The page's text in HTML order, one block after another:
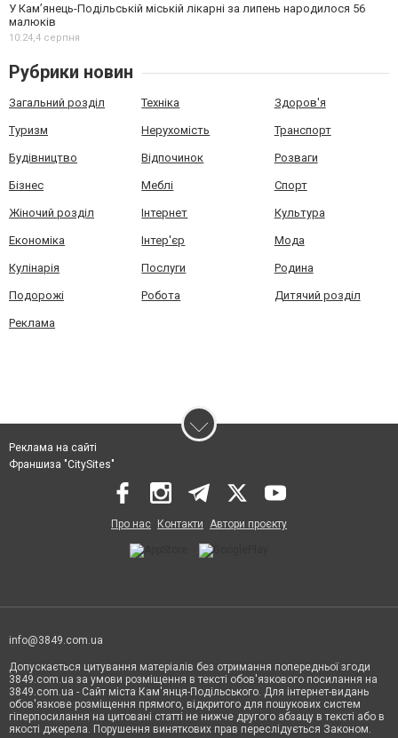
У Кам’янець-Подільській міській лікарні за липень народилося 56
малюків
10:24,4 серпня
Рубрики новин
Загальний розділ Техніка Здоров'я
Туризм Нерухомість Транспорт
Будівництво Відпочинок Розваги
Бізнес Меблі Спорт
Жіночий розділ Інтернет Культура
Економіка Інтер'єр Мода
Кулінарія Послуги Родина
Подорожі Робота Дитячий розділ
Реклама
Реклама на сайті
Франшиза "CitySites"
Про нас Контакти Автори проєкту
info@3849.com.ua
Допускається цитування матеріалів без отримання попередньої згоди
3849.com.ua за умови розміщення в тексті обов'язкового посилання на
3849.com.ua - Сайт міста Кам'янця-Подільського. Для інтернет-видань
обов'язкове розміщення прямого, відкритого для пошукових систем
гіперпосилання на цитовані статті не нижче другого абзацу в тексті або в
якості джерела. Порушення виняткових прав переслідується Законом.